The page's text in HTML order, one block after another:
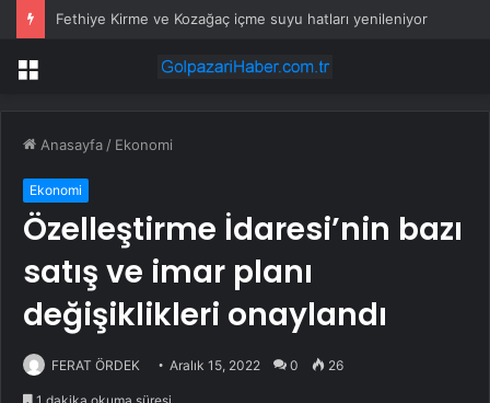
Fethiye Kirme ve Kozağaç içme suyu hatları yenileniyor
Menü
Anasayfa / Ekonomi
Ekonomi
Özelleştirme İdaresi’nin bazı
satış ve imar planı
değişiklikleri onaylandı
FERAT ÖRDEK Aralık 15, 2022 0 26